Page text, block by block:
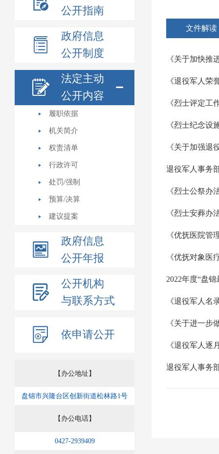
公开指南
政府信息
公开制度
法定主动
公开内容
履职依据
机关简介
权责清单
行政许可
处罚/强制
预算/决算
建议提案
政府信息
公开年报
公开机构
与联系方式
依申请公开
【办公地址】
盘锦市兴隆台区创新街道松林路1号
【办公电话】
0427-2939409
文件解读
《关于加快推
《退役军人荣
《烈士评定工
《烈士纪念设
《关于加强退
《烈士公祭办
《烈士安葬办
《优抚医院管
《优抚对象医
2022年度“盘
《退役军人名
《关于进一步
《退役军人逐
退役军人事务